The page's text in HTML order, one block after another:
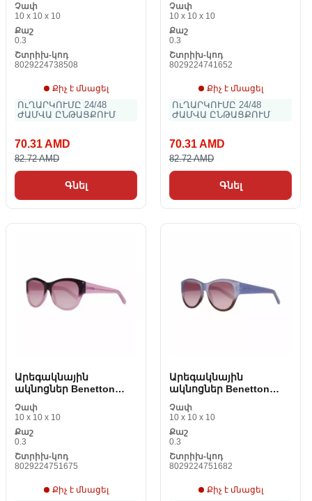
Չափ
10 x 10 x 10
Քաշ
0.3
Շտրիխ-կոդ
8029224738508
Քիչ է մնացել
ՈւՂԱՐԿՈՒՄԸ 24/48
ԺԱՄՎԱ ԸՆԹԱՑՔՈՒՄ
70.31 AMD
82.72 AMD
Գնել
55 mm
Չափ
10 x 10 x 10
Քաշ
0.3
Շտրիխ-կոդ
8029224741652
Քիչ է մնացել
ՈւՂԱՐԿՈՒՄԸ 24/48
ԺԱՄՎԱ ԸՆԹԱՑՔՈՒՄ
70.31 AMD
82.72 AMD
Գնել
Արեգակնային
ակնոցներ Benetton
Չափ
10 x 10 x 10
Քաշ
0.3
Շտրիխ-կոդ
8029224751675
Քիչ է մնացել
Արեգակնային
ակնոցներ Benetton
Չափ
10 x 10 x 10
Քաշ
0.3
Շտրիխ-կոդ
8029224751682
Քիչ է մնացել